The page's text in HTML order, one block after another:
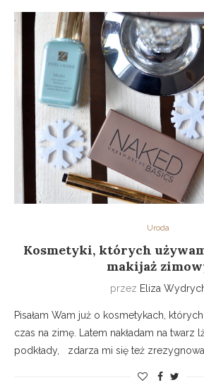
Uroda
Kosmetyki, których
makijaż
przez Eliza
Pisałam Wam już o kosmetykach,
czas na zimę. Latem nakładam na twarz
podkłady, zdarza mi się też